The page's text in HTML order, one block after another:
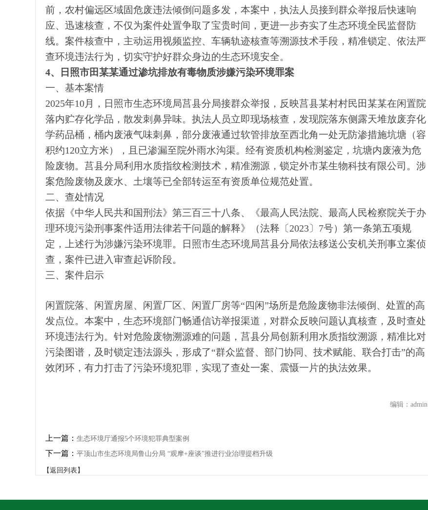
前，农村偏远区域固危废违法倾倒问题多发，本案中，执法人员接到群众举报后快速响
应、迅速核查，不仅为案件处置争取了宝贵时间，更进一步夯实了生态环境全民监督防
线。案件核查中，主动运用视频监控、车辆轨迹核查等溯源技术手段，精准锁定、依法严
查环境违法行为，切实守护好群众身边的生态环境安全。
4、日照市田某某通过渗坑排放有毒物质涉嫌污染环境罪案
一、基本案情
2025年10月，日照市生态环境局莒县分局接群众举报，反映莒县某村村民田某某在闲置院
落内贮存化学品，散发刺鼻异味。执法人员立即现场核查，发现院落东侧露天堆放废弃化
学药品桶，桶内废液气味刺鼻，部分废液通过软管排放至西北角一处无防渗措施坑塘（容
积约120立方米），且已渗漏至院外雨水沟渠。经有资质机构检测鉴定，坑塘内废液为危
险废物。莒县分局利用水质指纹检测技术，精准溯源，锁定外市某生物科技有限公司。涉
案危险废物及废水、土壤等已全部转运至有资质单位规范处置。
二、查处情况
依据《中华人民共和国刑法》第三百三十八条、《最高人民法院、最高人民检察院关于办
理环境污染刑事案件适用法律若干问题的解释》（法释〔2023〕7号）第一条第五项规
定，上述行为涉嫌污染环境罪。日照市生态环境局莒县分局依法移送公安机关刑事立案侦
查，案件已进入审查起诉阶段。
三、案件启示
闲置院落、闲置房屋、闲置厂区、闲置厂房等“四闲”场所是危险废物非法倾倒、处置的高
发点位。本案中，生态环境部门畅通信访举报渠道，对群众反映问题认真核查，及时查处
环境违法行为。针对危险废物溯源难的问题，莒县分局创新利用水质指纹溯源，精准比对
污染图谱，及时锁定违法源头，形成了“群众监督、部门协同、技术赋能、联合打击”的高
效闭环，有力打击了污染环境犯罪，实现了查处一案、震慑一片的执法效果。
编辑：admin
上一篇： 生态环境厅通报5个环境犯罪典型案例
下一篇： 平顶山市生态环境局鲁山分局 “观摩+座谈”推进行业治理提档升级
【返回列表】